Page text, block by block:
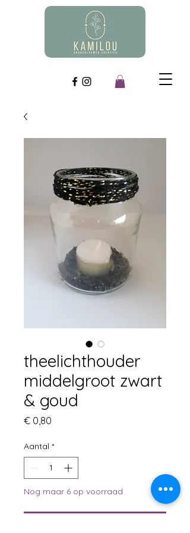
theelichthouder
middelgroot zwart
& goud
€ 0,80
Aantal *
Nog maar 6 op voorraad